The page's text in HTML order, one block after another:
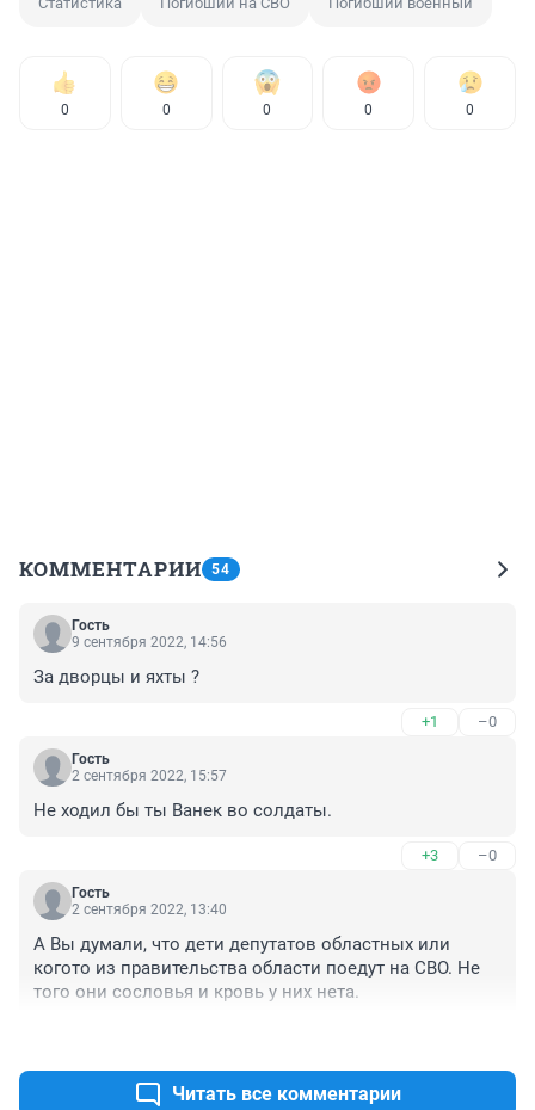
0 0 0 0 0
КОММЕНТАРИИ 54
Гость
9 сентября 2022, 14:56
За дворцы и яхты ?
+1 –0
Гость
2 сентября 2022, 15:57
Не ходил бы ты Ванек во солдаты.
+3 –0
Гость
2 сентября 2022, 13:40
А Вы думали, что дети депутатов областных или
когото из правительства области поедут на СВО. Не
того они сословья и кровь у них нета.
Читать все комментарии